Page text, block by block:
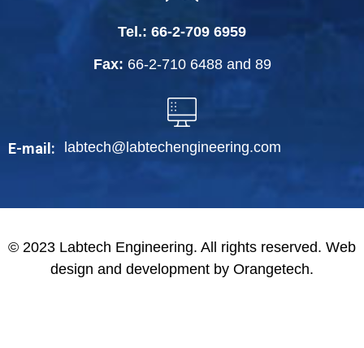
Tel.: 66-2-709 6959
Fax: 66-2-710 6488and 89
E-mail: labtech@labtechengineering.com
© 2023 Labtech Engineering. All rights reserved. Web
design and development by Orangetech.